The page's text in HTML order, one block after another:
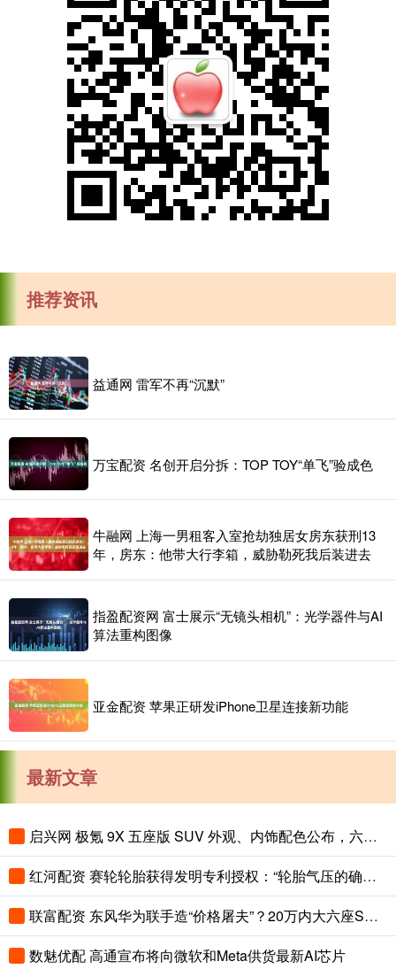
推荐资讯
益通网 雷军不再“沉默”
万宝配资 名创开启分拆：TOP TOY“单飞”验成色
牛融网 上海一男租客入室抢劫独居女房东获刑13
年，房东：他带大行李箱，威胁勒死我后装进去
指盈配资网 富士展示“无镜头相机”：光学器件与AI
算法重构图像
亚金配资 苹果正研发iPhone卫星连接新功能
最新文章
启兴网 极氪 9X 五座版 SUV 外观、内饰配色公布，六座版也能选新色
红河配资 赛轮轮胎获得发明专利授权：“轮胎气压的确定方法、装置及电子设备”
联富配资 东风华为联手造“价格屠夫”？20万内大六座SUV，理想L8还坐得住吗？
数魅优配 高通宣布将向微软和Meta供货最新AI芯片